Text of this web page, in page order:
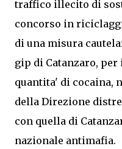
traffico illecito di
concorso in
di una misura
gip di Catanzaro,
quantita' di cocaina,
della Direzione
con quella di
nazionale antimafia.